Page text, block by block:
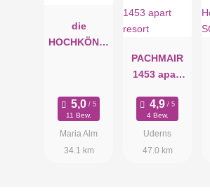
die
HOCHKÖNIG
11 Bew.
Maria Alm
34.1 km
PACHMAIR
1453 apart
4 Bew.
Uderns
47.0 km